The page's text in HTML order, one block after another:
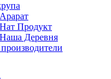
Продукт
Деревня